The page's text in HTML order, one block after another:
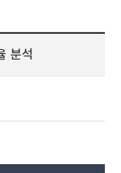
분석